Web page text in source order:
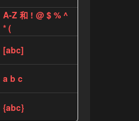
A-Z 和 ! @ $ % ^
* (
[abc]
a b c
{abc}